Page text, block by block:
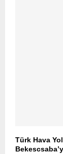
Türk Hava